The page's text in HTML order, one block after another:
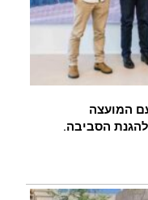
המועצה
הסביבה.